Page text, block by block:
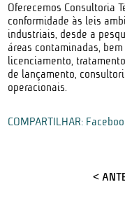
Oferecemos Consultoria
conformidade às leis
industriais, desde a
áreas contaminadas,
licenciamento,
de lançamento,
operacionais.
COMPARTILHAR:
<